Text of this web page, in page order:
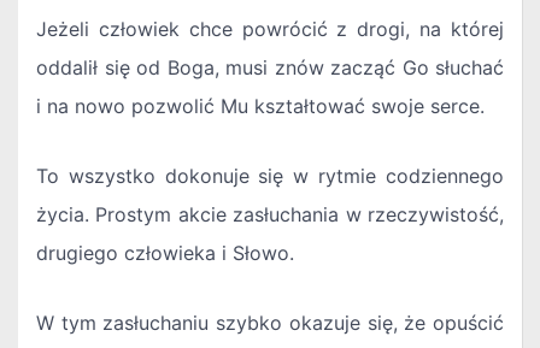
Jeżeli człowiek chce powrócić z drogi, na której
oddalił się od Boga, musi znów zacząć Go słuchać
i na nowo pozwolić Mu kształtować swoje serce.
To wszystko dokonuje się w rytmie codziennego
życia. Prostym akcie zasłuchania w rzeczywistość,
drugiego człowieka i Słowo.
W tym zasłuchaniu szybko okazuje się, że opuścić